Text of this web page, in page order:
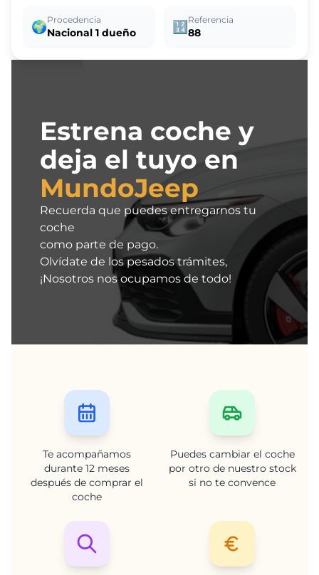
🌍Procedencia
Nacional 1 dueño 🔢 Referencia
88
Estrena coche y
deja el tuyo en
MundoJeep
Recuerda que puedes entregarnos tu
coche
como parte de pago.
Olvídate de los pesados trámites,
¡Nosotros nos ocupamos de todo!
Te acompañamos
durante 12 meses
después de comprar el
coche
Puedes cambiar el coche
por otro de nuestro stock
si no te convence